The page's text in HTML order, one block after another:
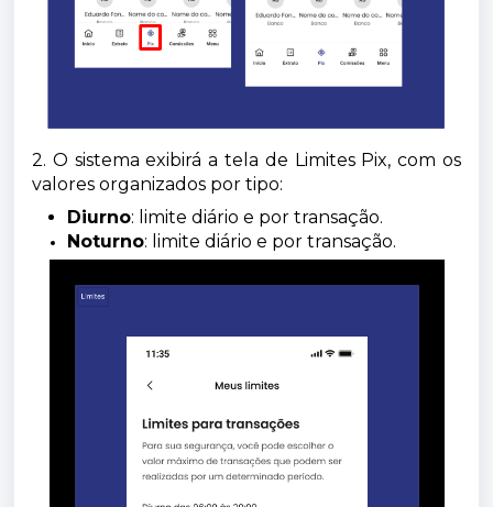
2. O sistema exibirá a tela de Limites Pix, com os
valores organizados por tipo:
Diurno: limite diário e por transação.
Noturno: limite diário e por transação.